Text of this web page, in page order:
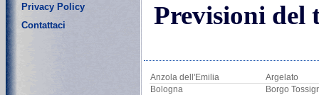
Privacy Policy
Contattaci
Previsioni del
Anzola dell'Emilia
Argelato
Bologna
Borgo